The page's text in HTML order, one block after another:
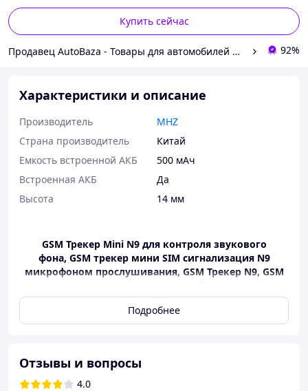
Купить сейчас
Продавец AutoBaza - Товары для автомобилей и жизни 92%
Характеристики и описание
Производитель
MHZ
Страна производитель
Китай
Емкость встроенной АКБ
500 мАч
Встроенная АКБ
Да
Высота
14 мм
GSM Трекер Mini N9 для контроля звукового
фона, GSM трекер мини SIM сигнализация N9
микрофоном прослушивания, GSM Трекер N9, GSM
Простое управление с помощью SMS-
сообщений.
радиусе до 7 метров
Совместимость по частотам GSM:
трехдиапазонный (850 МГц, 900 МГц, 1800 МГц,
Подробнее
Отзывы и вопросы
4.0